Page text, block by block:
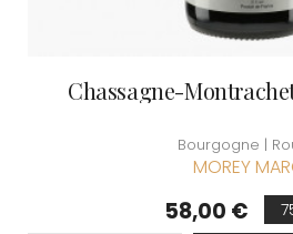
Chassagne-
Bourgogne |
MOREY
Prix
58,00 €